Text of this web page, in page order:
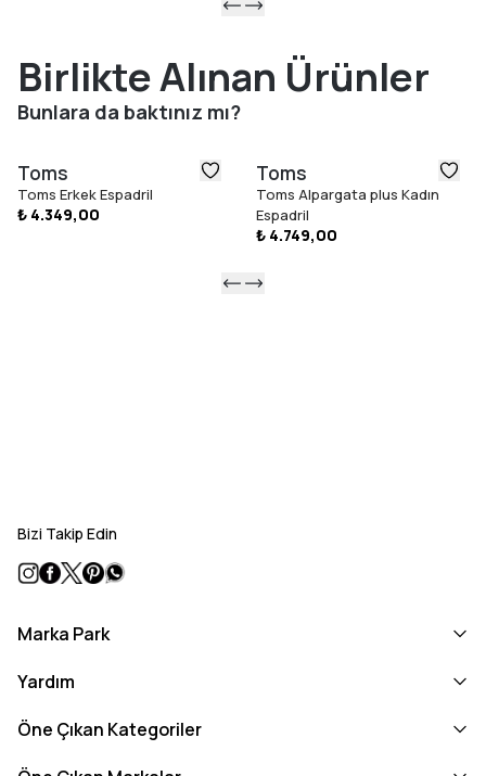
Birlikte Alınan Ürünler
Bunlara da baktınız mı?
Toms
Toms Erkek Espadril
₺ 4.349,00
Toms
Toms Alpargata plus Kadın
Espadril
₺ 4.749,00
Bizi Takip Edin
Marka Park
Yardım
Öne Çıkan Kategoriler